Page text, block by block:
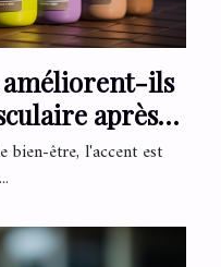
améliorent-ils
après
plein air ?
bien-être, l'accent est